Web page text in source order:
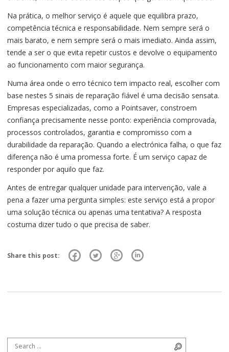
Na prática, o melhor serviço é aquele que equilibra prazo,
competência técnica e responsabilidade. Nem sempre será o
mais barato, e nem sempre será o mais imediato. Ainda assim,
tende a ser o que evita repetir custos e devolve o equipamento
ao funcionamento com maior segurança.
Numa área onde o erro técnico tem impacto real, escolher com
base nestes 5 sinais de reparação fiável é uma decisão sensata.
Empresas especializadas, como a Pointsaver, constroem
confiança precisamente nesse ponto: experiência comprovada,
processos controlados, garantia e compromisso com a
durabilidade da reparação. Quando a electrónica falha, o que faz
diferença não é uma promessa forte. É um serviço capaz de
responder por aquilo que faz.
Antes de entregar qualquer unidade para intervenção, vale a
pena a fazer uma pergunta simples: este serviço está a propor
uma solução técnica ou apenas uma tentativa? A resposta
costuma dizer tudo o que precisa de saber.
Share this post:
Search for: